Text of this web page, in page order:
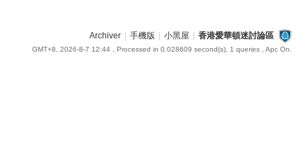
Archiver 手機版 小黑屋 香港愛華頓迷討論區
GMT+8, 2026-8-7 12:44, Processed in 0.028609 second(s), 1 queries , Apc On.